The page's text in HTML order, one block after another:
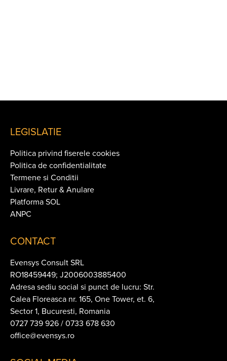
LEGISLATIE
Politica privind fiserele cookies
Politica de confidentialitate
Termene si Conditii
Livrare, Retur & Anulare
Platforma SOL
ANPC
CONTACT
Evensys Consult SRL
RO18459449; J2006003885400
Adresa sediu social si punct de lucru: Str.
Calea Floreasca nr. 165, One Tower, et. 6,
Sector 1, Bucuresti, Romania
0727 739 926 / 0733 678 630
office@evensys.ro